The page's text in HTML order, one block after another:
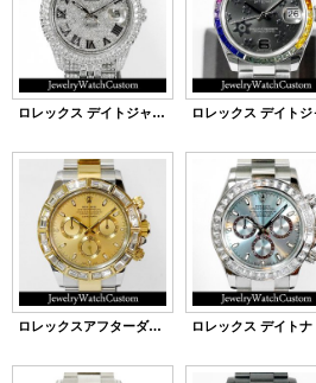
ロレックス デイトジャスト 36 16220 アフターダイヤ ICEDOUT 仕様
ロレックスアフターダイヤ デイトナ 116523 コンビ バゲットダイヤ